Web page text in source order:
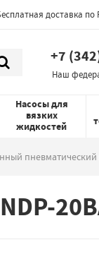
доставка по
+7
Наш
Насосы для
вязких
жидкостей
пневматический